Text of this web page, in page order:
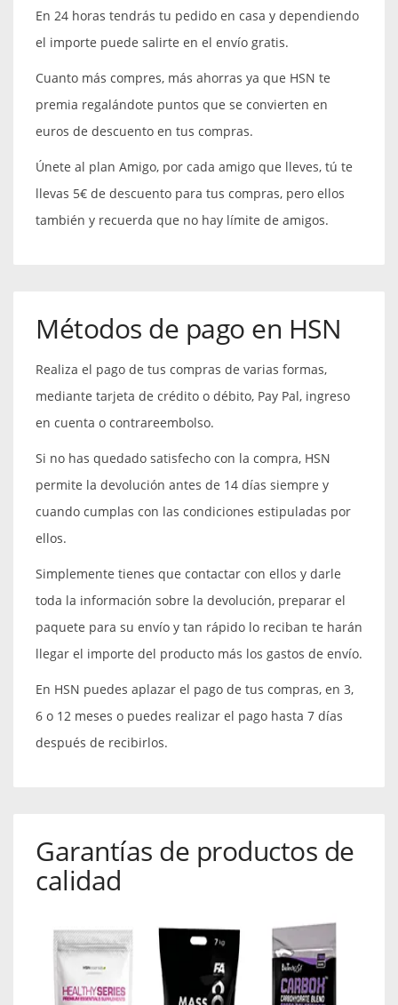
En 24 horas tendrás tu pedido en casa y dependiendo
el importe puede salirte en el envío gratis.
Cuanto más compres, más ahorras ya que HSN te
premia regalándote puntos que se convierten en
euros de descuento en tus compras.
Únete al plan Amigo, por cada amigo que lleves, tú te
llevas 5€ de descuento para tus compras, pero ellos
también y recuerda que no hay límite de amigos.
Métodos de pago en HSN
Realiza el pago de tus compras de varias formas,
mediante tarjeta de crédito o débito, Pay Pal, ingreso
en cuenta o contrareembolso.
Si no has quedado satisfecho con la compra, HSN
permite la devolución antes de 14 días siempre y
cuando cumplas con las condiciones estipuladas por
ellos.
Simplemente tienes que contactar con ellos y darle
toda la información sobre la devolución, preparar el
paquete para su envío y tan rápido lo reciban te harán
llegar el importe del producto más los gastos de envío.
En HSN puedes aplazar el pago de tus compras, en 3,
6 o 12 meses o puedes realizar el pago hasta 7 días
después de recibirlos.
Garantías de productos de
calidad